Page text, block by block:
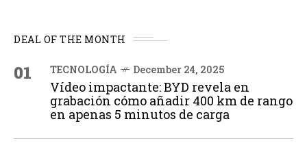
DEAL OF THE MONTH
01 TECNOLOGÍA December 24, 2025
Vídeo impactante: BYD revela en
grabación cómo añadir 400 km de rango
en apenas 5 minutos de carga